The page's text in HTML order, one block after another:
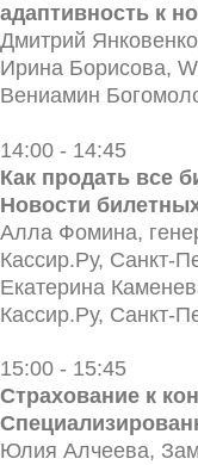
адаптивность к
Дмитрий
Ирина Борисова,
Вениамин
14:00 - 14:45
Как продать все
Новости
Алла Фомина,
Кассир.Ру, Санкт-
Екатерина
Кассир.Ру, Санкт-
15:00 - 15:45
Страхование к
Юлия Алчеева,